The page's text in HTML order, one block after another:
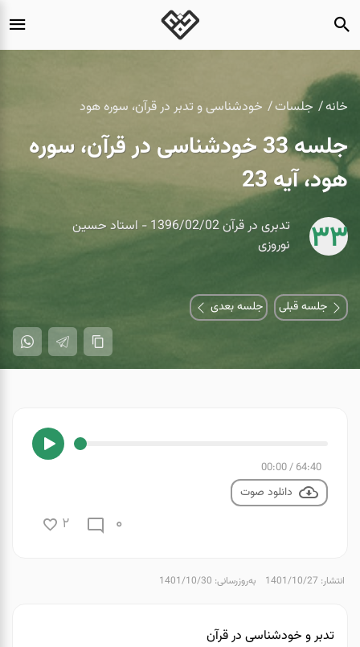
خانه جلسات خودشناسی و تدبر در قرآن، سوره هود
جلسه 33 خودشناسی در قرآن، سوره
هود، آیه 23
33
تدبری در قرآن 1396/02/02 - استاد حسین
نوروزی
جلسه قبلی جلسه بعدی
64:40
/
00:00
دانلود صوت
0
2
انتشار: 1401/10/27 به‌روزرسانی: 1401/10/30
تدبر و خودشناسی در قرآن